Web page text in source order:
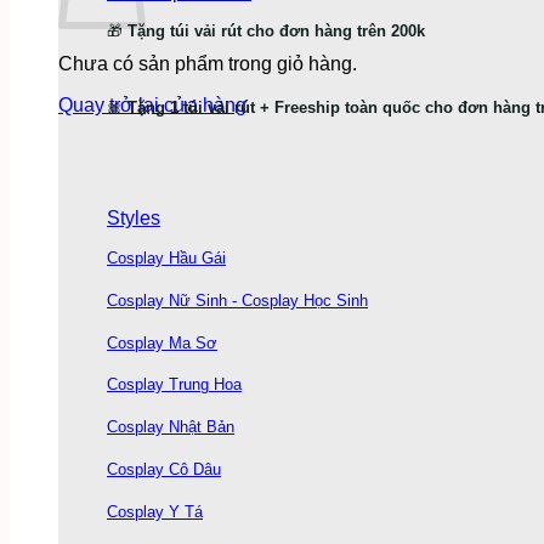
Chưa có sản phẩm trong giỏ hàng.
Quay trở lại cửa hàng
🎁Tặng túi vải rút cho đơn hàng trên 200k
🎀Tặng 1 túi vải rút + Freeship toàn quốc cho đơn hàng
Styles
Cosplay Hầu Gái
Cosplay Nữ Sinh - Cosplay Học Sinh
Cosplay Ma Sơ
Cosplay Trung Hoa
Cosplay Nhật Bản
Cosplay Cô Dâu
Cosplay Y Tá